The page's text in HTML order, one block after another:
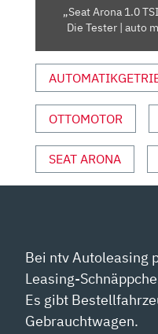
|
AUTO
UND
SPORT“
VON
YOUTUBE
„Seat Arona 1.0
Die Tester | auto
OTTOMOTOR
SEAT ARONA
Bei ntv Autoleasing
Leasing-
Es gibt
Gebrauchtwagen.